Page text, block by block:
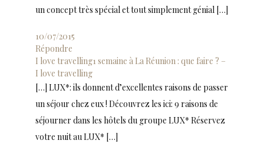
un concept très spécial et tout simplement génial […]
10/07/2015
Répondre
I love travelling1 semaine à La Réunion : que faire ? –
I love travelling
[…] LUX*: ils donnent d’excellentes raisons de passer
un séjour chez eux ! Découvrez les ici: 9 raisons de
séjourner dans les hôtels du groupe LUX* Réservez
votre nuit au LUX* […]